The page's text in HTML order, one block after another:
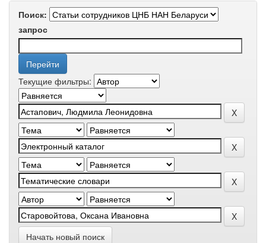
Поиск:
запрос
Текущие фильтры:
Начать новый поиск